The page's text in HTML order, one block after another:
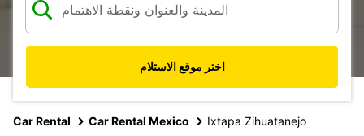
اختر موقع الاستلام
Car Rental Car Rental Mexico Ixtapa Zihuatanejo